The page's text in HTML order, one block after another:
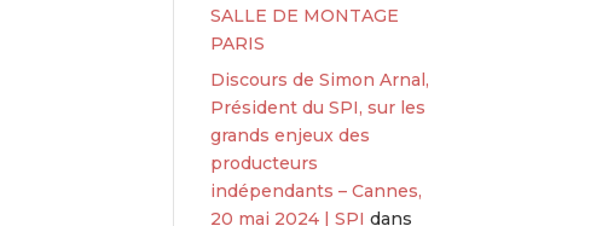
SALLE DE MONTAGE
PARIS
Discours de Simon Arnal,
Président du SPI, sur les
grands enjeux des
producteurs
indépendants – Cannes,
20 mai 2024 | SPI dans